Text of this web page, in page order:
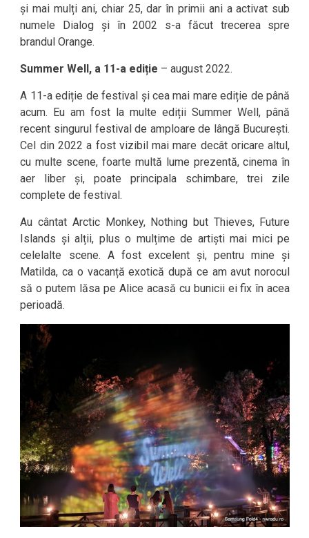
și mai mulți ani, chiar 25, dar în primii ani a activat sub
numele Dialog și în 2002 s-a făcut trecerea spre
brandul Orange.
Summer Well, a 11-a ediție – august 2022.
A 11-a ediție de festival și cea mai mare ediție de până
acum. Eu am fost la multe ediții Summer Well, până
recent singurul festival de amploare de lângă București.
Cel din 2022 a fost vizibil mai mare decât oricare altul,
cu multe scene, foarte multă lume prezentă, cinema în
aer liber și, poate principala schimbare, trei zile
complete de festival.
Au cântat Arctic Monkey, Nothing but Thieves, Future
Islands și alții, plus o mulțime de artiști mai mici pe
celelalte scene. A fost excelent și, pentru mine și
Matilda, ca o vacanță exotică după ce am avut norocul
să o putem lăsa pe Alice acasă cu bunicii ei fix în acea
perioadă.